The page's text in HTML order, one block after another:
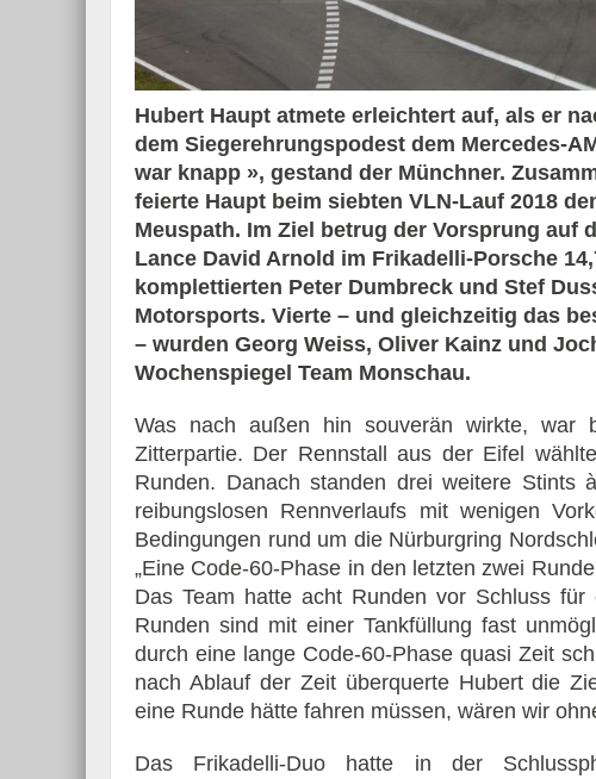
Hubert Haupt atmete erleichtert auf, als er
dem Siegerehrungspodest dem Mercedes-
war knapp », gestand der Münchner.
feierte Haupt beim siebten VLN-Lauf 2018
Meuspath. Im Ziel betrug der Vorsprung auf
Lance David Arnold im Frikadelli-Porsche
komplettierten Peter Dumbreck und Stef
Motorsports. Vierte – und gleichzeitig das
– wurden Georg Weiss, Oliver Kainz und
Wochenspiegel Team Monschau.
Was nach außen hin souverän wirkte, war
Zitterpartie. Der Rennstall aus der Eifel
Runden. Danach standen drei weitere
reibungslosen Rennverlaufs mit wenigen
Bedingungen rund um die Nürburgring
„Eine Code-60-Phase in den letzten zwei
Das Team hatte acht Runden vor Schluss
Runden sind mit einer Tankfüllung fast
durch eine lange Code-60-Phase quasi Zeit
nach Ablauf der Zeit überquerte Hubert die
eine Runde hätte fahren müssen, wären wir
Das Frikadelli-Duo hatte in der
Essai – Morgan Supersport